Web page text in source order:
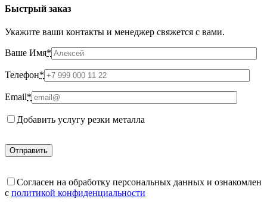
Быстрый заказ
Укажите ваши контакты и менеджер свяжется с вами.
Ваше Имя*
Телефон*
Email*
Добавить услугу резки металла
Cогласен на обработку персональных данных и ознакомлен
с политикой конфиденциальности